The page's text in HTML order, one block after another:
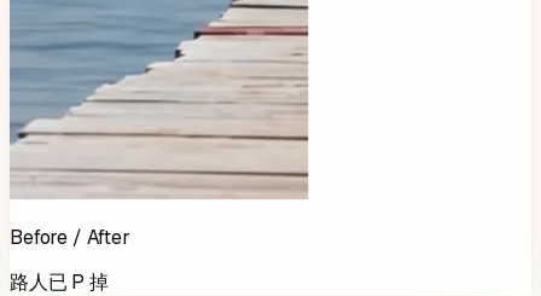
Before / After
路人已 P 掉